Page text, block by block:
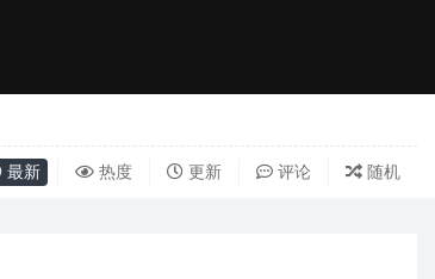
最新 热度 更新 评论 随机